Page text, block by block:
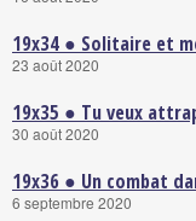
19x34 ● Solitaire et
23 août 2020
19x35 ● Tu veux
30 août 2020
19x36 ● Un combat
6 septembre 2020